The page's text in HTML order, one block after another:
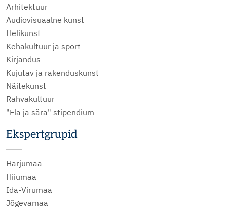
Arhitektuur
Audiovisuaalne kunst
Helikunst
Kehakultuur ja sport
Kirjandus
Kujutav ja rakenduskunst
Näitekunst
Rahvakultuur
"Ela ja sära" stipendium
Ekspertgrupid
Harjumaa
Hiiumaa
Ida-Virumaa
Jõgevamaa